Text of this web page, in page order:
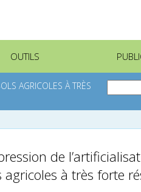
OUTILS
AGRICOLES À TRÈS
de
agricoles à très forte